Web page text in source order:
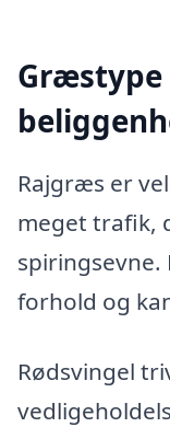
Rajgræs er
meget trafik,
spiringsevne.
forhold og
Rødsvingel